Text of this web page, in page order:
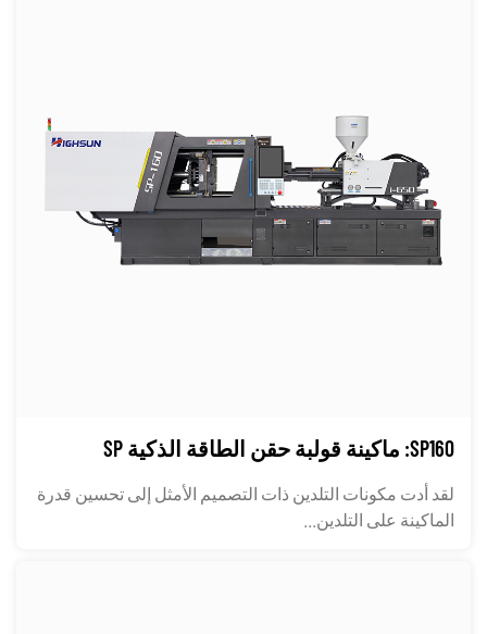
SP160: ماكينة قولبة حقن الطاقة الذكية SP
لقد أدت مكونات التلدين ذات التصميم الأمثل إلى تحسين قدرة
الماكينة على التلدين...